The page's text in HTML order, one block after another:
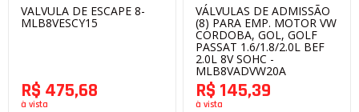
VALVULA DE ESCAPE 8-
MLB8VESCY15
R$ 475,68
à vista
VÁLVULAS DE ADMISSÃO
(8) PARA EMP. MOTOR VW
CORDOBA, GOL, GOLF
PASSAT 1.6/1.8/2.0L BEF
2.0L 8V SOHC -
MLB8VADVW20A
R$ 145,39
à vista